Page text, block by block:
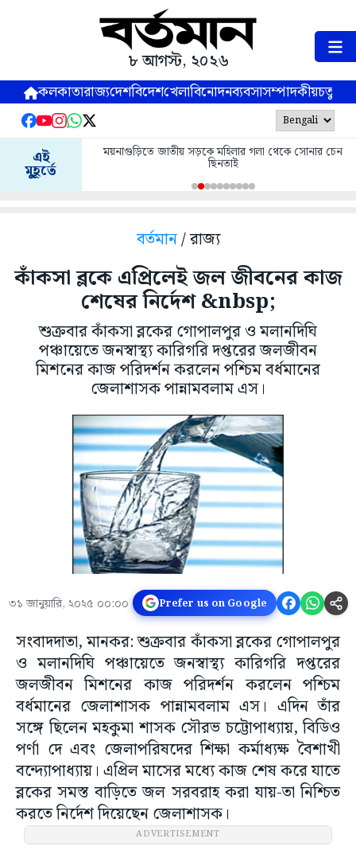
৮ আগস্ট, ২০২৬
কলকাতারাজ্যদেশবিদেশখেলাবিনোদনব্যবসাসম্পাদকীয়
এই
মুহূর্তে
ময়নাগুড়িতে জাতীয় সড়কে মহিলার গলা থেকে সোনার চেন
ছিনতাই
বর্তমান/ রাজ্য
কাঁকসা ব্লকে এপ্রিলেই জল জীবনের কাজ
শেষের নির্দেশ &nbsp;
শুক্রবার কাঁকসা ব্লকের গোপালপুর ও মলানদিঘি
পঞ্চায়েতে জনস্বাস্থ্য কারিগরি দপ্তরের জলজীবন
মিশনের কাজ পরিদর্শন করলেন পশ্চিম বর্ধমানের
জেলাশাসক পান্নামবলাম এস।
৩১ জানুয়ারি, ২০২৫ ০০:০০ Prefer us on Google
সংবাদদাতা, মানকর: শুক্রবার কাঁকসা ব্লকের গোপালপুর
ও মলানদিঘি পঞ্চায়েতে জনস্বাস্থ্য কারিগরি দপ্তরের
জলজীবন মিশনের কাজ পরিদর্শন করলেন পশ্চিম
বর্ধমানের জেলাশাসক পান্নামবলাম এস। এদিন তাঁর
সঙ্গে ছিলেন মহকুমা শাসক সৌরভ চট্টোপাধ্যায়, বিডিও
পর্ণা দে এবং জেলাপরিষদের শিক্ষা কর্মাধ্যক্ষ বৈশাখী
বন্দ্যোপাধ্যায়। এপ্রিল মাসের মধ্যে কাজ শেষ করে যাতে
ব্লকের সমস্ত বাড়িতে জল সরবরাহ করা যায়-তা নিশ্চিত
করতে নির্দেশ দিয়েছেন জেলাশাসক।
ADVERTISEMENT